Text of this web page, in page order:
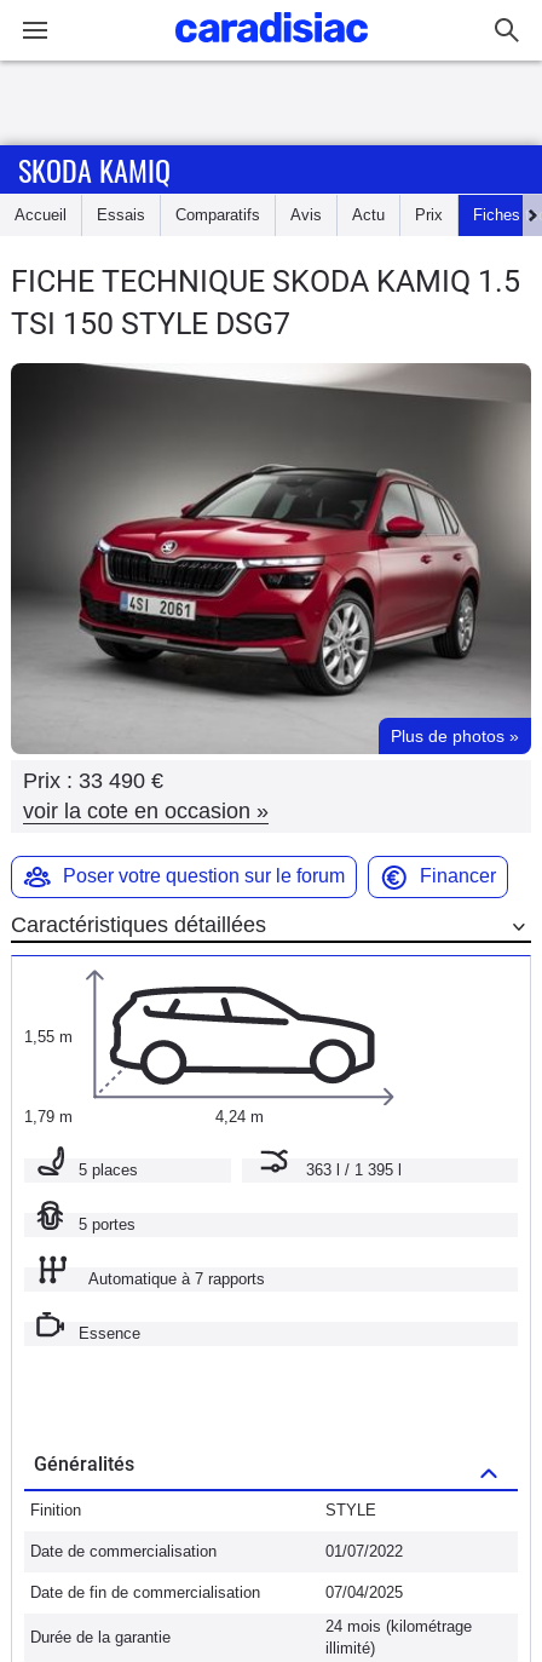
Accueil
Essais
Guide
Auto
Services
Moto
Marques
SKODA KAMIQ
Accueil Essais Comparatifs Avis Actu Prix Fiches
FICHE TECHNIQUE SKODA KAMIQ 1.5
TSI 150 STYLE DSG7
Plus de photos »
Prix : 33 490 €
voir la cote en occasion »
Poser votre question sur le forum Financer
Caractéristiques détaillées
1,55 m
1,79 m 4,24 m
5 places 363 l / 1 395 l
5 portes
Automatique à 7 rapports
Essence
Généralités
Finition STYLE
Date de commercialisation 01/07/2022
Date de fin de commercialisation 07/04/2025
Durée de la garantie
24 mois (kilométrage
illimité)